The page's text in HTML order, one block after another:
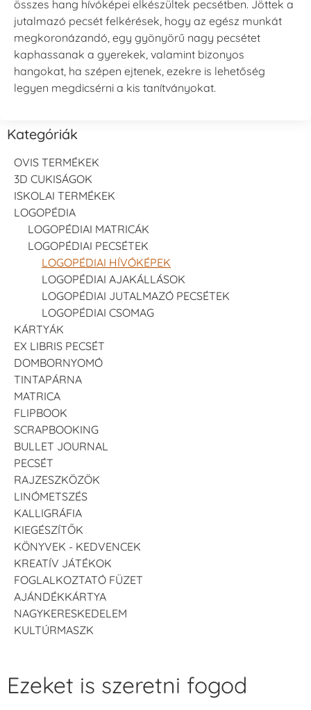
összes hang hívóképei elkészültek pecsétben. Jöttek a
jutalmazó pecsét felkérések, hogy az egész munkát
megkoronázandó, egy gyönyörű nagy pecsétet
kaphassanak a gyerekek, valamint bizonyos
hangokat, ha szépen ejtenek, ezekre is lehetőség
legyen megdicsérni a kis tanítványokat.
Kategóriák
OVIS TERMÉKEK
3D CUKISÁGOK
ISKOLAI TERMÉKEK
LOGOPÉDIA
LOGOPÉDIAI MATRICÁK
LOGOPÉDIAI PECSÉTEK
LOGOPÉDIAI HÍVÓKÉPEK
LOGOPÉDIAI AJAKÁLLÁSOK
LOGOPÉDIAI JUTALMAZÓ PECSÉTEK
LOGOPÉDIAI CSOMAG
KÁRTYÁK
EX LIBRIS PECSÉT
DOMBORNYOMÓ
TINTAPÁRNA
MATRICA
FLIPBOOK
SCRAPBOOKING
BULLET JOURNAL
PECSÉT
RAJZESZKÖZÖK
LINÓMETSZÉS
KALLIGRÁFIA
KIEGÉSZÍTŐK
KÖNYVEK - KEDVENCEK
KREATÍV JÁTÉKOK
FOGLALKOZTATÓ FÜZET
AJÁNDÉKKÁRTYA
NAGYKERESKEDELEM
KULTÚRMASZK
Ezeket is szeretni fogod